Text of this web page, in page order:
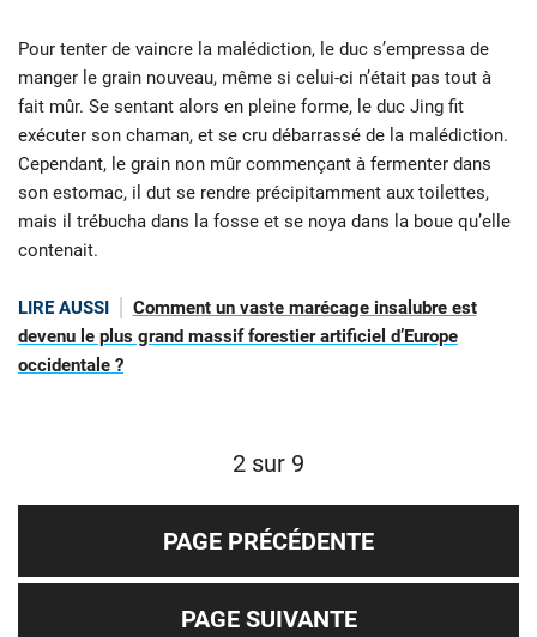
Pour tenter de vaincre la malédiction, le duc s’empressa de
manger le grain nouveau, même si celui-ci n’était pas tout à
fait mûr. Se sentant alors en pleine forme, le duc Jing fit
exécuter son chaman, et se cru débarrassé de la malédiction.
Cependant, le grain non mûr commençant à fermenter dans
son estomac, il dut se rendre précipitamment aux toilettes,
mais il trébucha dans la fosse et se noya dans la boue qu’elle
contenait.
LIRE AUSSI
Comment un vaste marécage insalubre est
devenu le plus grand massif forestier artificiel d’Europe
occidentale ?
2 sur 9
PAGE PRÉCÉDENTE
PAGE SUIVANTE